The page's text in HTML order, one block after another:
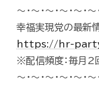
～・～・～・～・～・～
幸福実現党の最新
https://hr-
※配信頻度：毎月2
～・～・～・～・～・～